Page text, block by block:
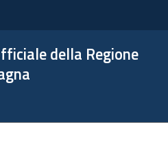
della Regione